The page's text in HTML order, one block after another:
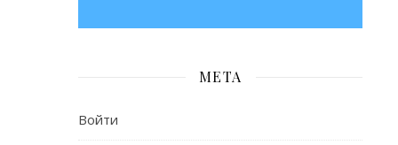
МЕТА
Войти